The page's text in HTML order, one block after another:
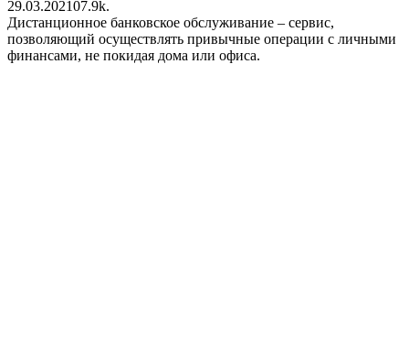
29.03.202107.9k.
Дистанционное банковское обслуживание – сервис,
позволяющий осуществлять привычные операции с личными
финансами, не покидая дома или офиса.